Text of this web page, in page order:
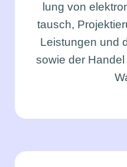
lung von
tausch,
Leis­tun­gen und
sowie der